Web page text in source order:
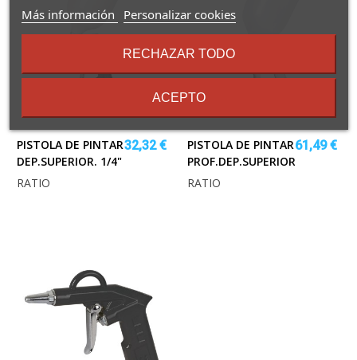
PISTOLA DE PINTAR
DEP.SUPERIOR. 1/4"
32,32 €
RATIO
PISTOLA DE PINTAR
PROF.DEP.SUPERIOR1/4"
61,49 €
RATIO
Más información
sobre
términos
condiciones
Personalizar cookies
RECHAZAR TODO
ACEPTO